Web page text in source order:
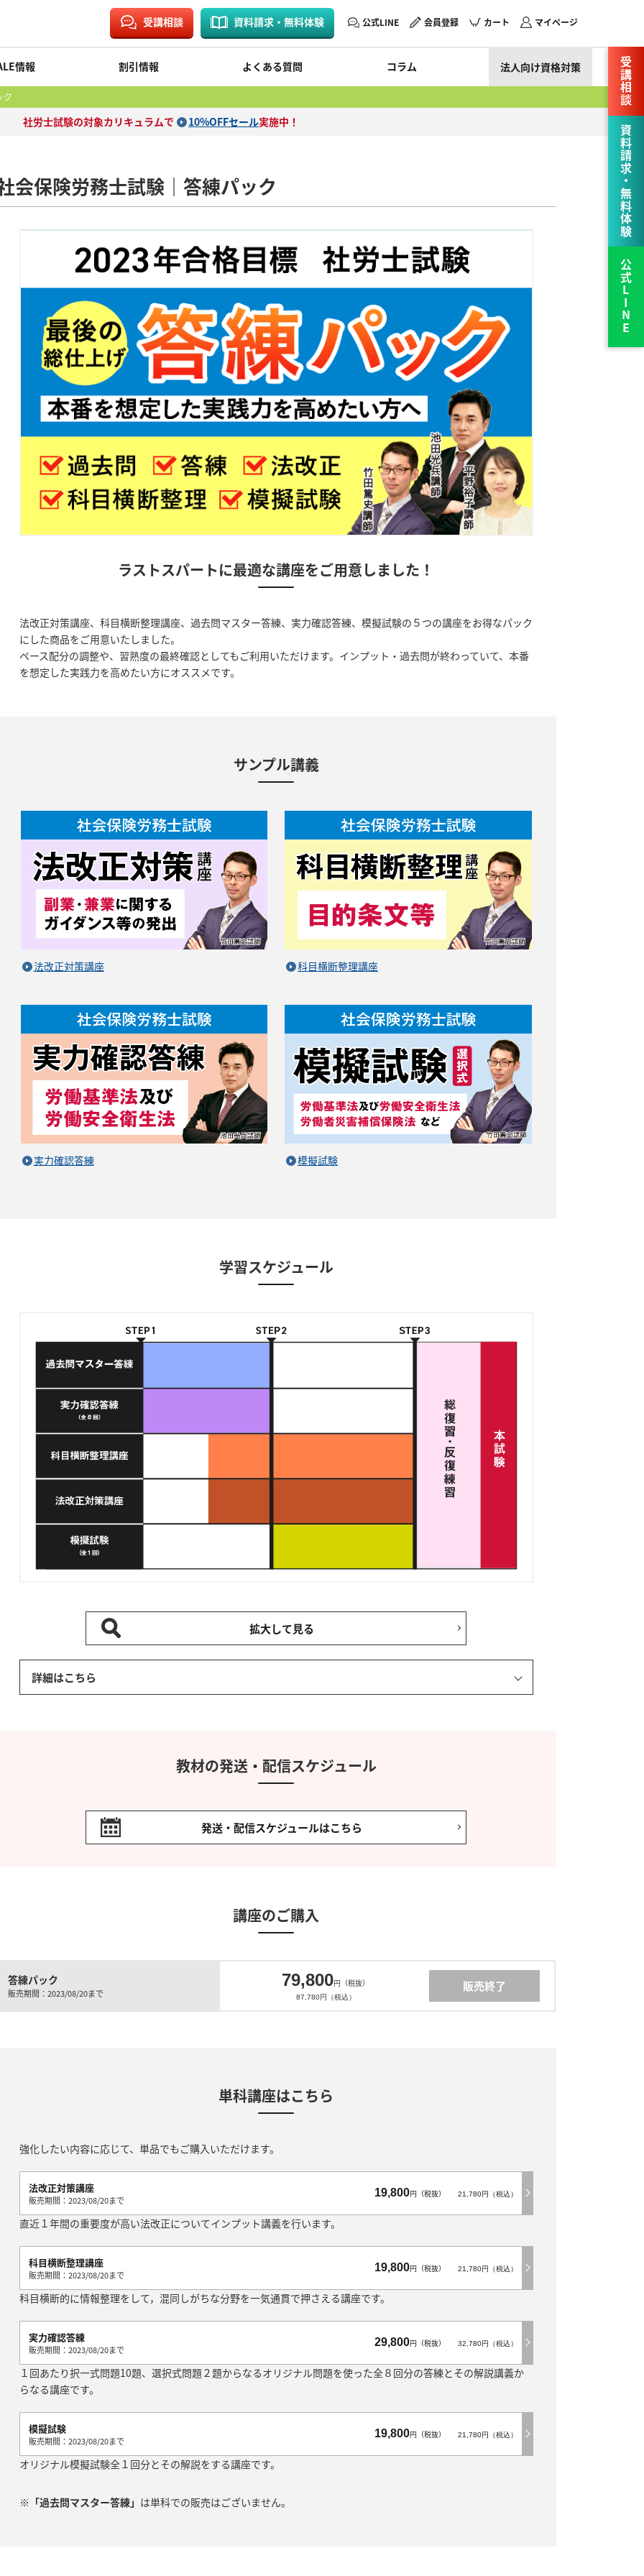
受講相談 資料請求・無料体験 公式LINE 会員登録 カート マイページ
情報 割引情報 よくある質問 コラム 法人向け資格対策
ク
社労士試験の対象カリキュラムで 10%OFFセール実施中！
会保険労務士試験｜答練パック
ラストスパートに最適な講座をご用意しました！
法改正対策講座、科目横断整理講座、過去問マスター答練、実力確認答練、模擬試験の５つの講座をお得なパック
にした商品をご用意いたしました。
ペース配分の調整や、習熟度の最終確認としてもご利用いただけます。インプット・過去問が終わっていて、本番
を想定した実践力を高めたい方にオススメです。
サンプル講義
法改正対策講座 科目横断整理講座
実力確認答練 模擬試験
学習スケジュール
拡大して見る
詳細はこちら
教材の発送・配信スケジュール
発送・配信スケジュールはこちら
講座のご購入
答練パック
販売期間：2023/08/20まで
79,800円（税抜）
87,780円（税込）
販売終了
単科講座はこちら
強化したい内容に応じて、単品でもご購入いただけます。
法改正対策講座
販売期間：2023/08/20まで
19,800円（税抜） 21,780円（税込）
直近１年間の重要度が高い法改正についてインプット講義を行います。
科目横断整理講座
販売期間：2023/08/20まで
19,800円（税抜） 21,780円（税込）
科目横断的に情報整理をして，混同しがちな分野を一気通貫で押さえる講座です。
実力確認答練
販売期間：2023/08/20まで
29,800円（税抜） 32,780円（税込）
１回あたり択一式問題10題、選択式問題２題からなるオリジナル問題を使った全８回分の答練とその解説講義か
らなる講座です。
模擬試験
販売期間：2023/08/20まで
19,800円（税抜） 21,780円（税込）
オリジナル模擬試験全１回分とその解説をする講座です。
※ 「過去問マスター答練」 は単科での販売はございません。
受講相談
資料請求・無料体験
公式LINE